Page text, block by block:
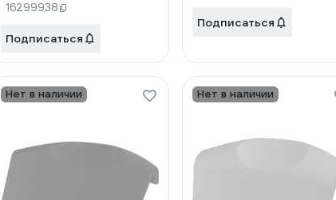
16299938
Подписаться
Подписаться
Нет в наличии Нет в наличии